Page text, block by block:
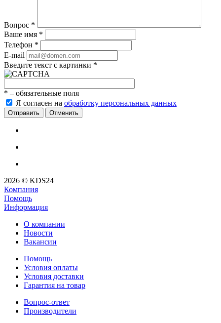
Вопрос *
Ваше имя *
Телефон *
E-mail
Введите текст с картинки *
* – обязательные поля
Я согласен на обработку персональных данных
Отменить
2026 © KDS24
Компания
Помощь
Информация
О компании
Новости
Вакансии
Помощь
Условия оплаты
Условия доставки
Гарантия на товар
Вопрос-ответ
Производители